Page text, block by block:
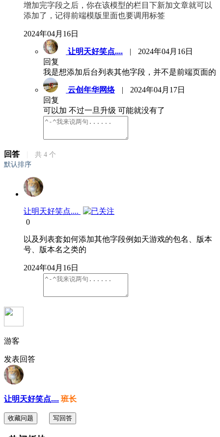
增加完字段之后，你在该模型的栏目下新加文章就可以
添加了，记得前端模版里面也要调用标签
2024年04月16日
让明天好笑点.... |
2024年04月16日
回复
我是想添加后台列表其他字段，并不是前端页面的
云创年华网络 |
2024年04月17日
回复
可以加 不过一旦升级 可能就没有了
回答 共 4 个
默认排序
让明天好笑点....
0
以及列表套如何添加其他字段例如天游戏的包名、版本
号、版本名之类的
2024年04月16日
游客
发表回答
让明天好笑点.... 班长
收藏问题 写回答